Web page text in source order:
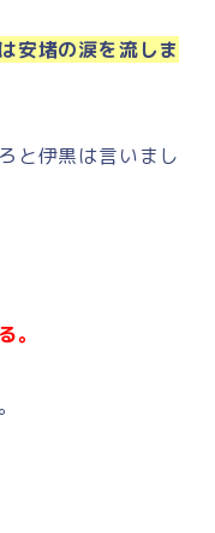
安堵の涙を流しま
と伊黒は言いまし
。